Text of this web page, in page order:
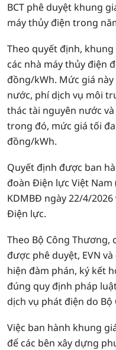
BCT phê duyệt khung
máy thủy điện trong
Theo quyết định,
các nhà máy thủy điện
đồng/kWh. Mức giá
nước, phí dịch vụ môi
thác tài nguyên nước
trong đó, mức giá tối
đồng/kWh.
Quyết định được ban
đoàn Điện lực Việt Nam
KDMBĐ ngày 22/4/
Điện lực.
Theo Bộ Công Thương,
được phê duyệt, EVN
hiện đàm phán, ký kết
đúng quy định pháp
dịch vụ phát điện do
Việc ban hành khung
để các bên xây dựng